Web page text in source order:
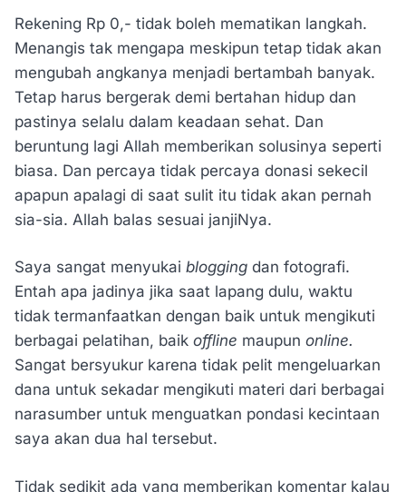
Rekening Rp 0,- tidak boleh mematikan langkah.
Menangis tak mengapa meskipun tetap tidak akan
mengubah angkanya menjadi bertambah banyak.
Tetap harus bergerak demi bertahan hidup dan
pastinya selalu dalam keadaan sehat. Dan
beruntung lagi Allah memberikan solusinya seperti
biasa. Dan percaya tidak percaya donasi sekecil
apapun apalagi di saat sulit itu tidak akan pernah
sia-sia. Allah balas sesuai janjiNya.
Saya sangat menyukai blogging dan fotografi.
Entah apa jadinya jika saat lapang dulu, waktu
tidak termanfaatkan dengan baik untuk mengikuti
berbagai pelatihan, baik offline maupun online.
Sangat bersyukur karena tidak pelit mengeluarkan
dana untuk sekadar mengikuti materi dari berbagai
narasumber untuk menguatkan pondasi kecintaan
saya akan dua hal tersebut.
Tidak sedikit ada yang memberikan komentar kalau